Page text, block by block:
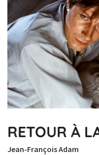
RETOUR À
Jean-François Adam